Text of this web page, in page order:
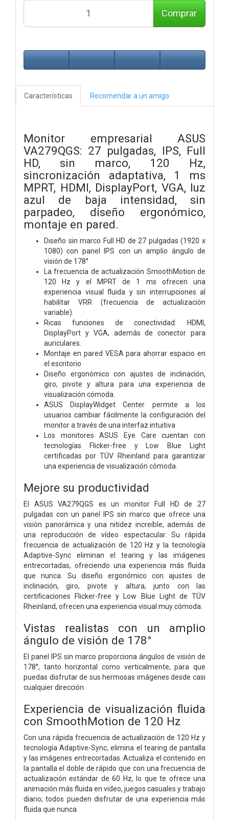
Comprar
Características Recomendar a un amigo
Monitor empresarial ASUS
VA279QGS: 27 pulgadas, IPS, Full
HD, sin marco, 120 Hz,
sincronización adaptativa, 1 ms
MPRT, HDMI, DisplayPort, VGA, luz
azul de baja intensidad, sin
parpadeo, diseño ergonómico,
montaje en pared.
Diseño sin marco Full HD de 27 pulgadas (1920 x
1080) con panel IPS con un amplio ángulo de
visión de 178°
La frecuencia de actualización SmoothMotion de
120 Hz y el MPRT de 1 ms ofrecen una
experiencia visual fluida y sin interrupciones al
habilitar VRR (frecuencia de actualización
variable).
Ricas funciones de conectividad: HDMI,
DisplayPort y VGA, además de conector para
auriculares.
Montaje en pared VESA para ahorrar espacio en
el escritorio
Diseño ergonómico con ajustes de inclinación,
giro, pivote y altura para una experiencia de
visualización cómoda.
ASUS DisplayWidget Center permite a los
usuarios cambiar fácilmente la configuración del
monitor a través de una interfaz intuitiva
Los monitores ASUS Eye Care cuentan con
tecnologías Flicker-free y Low Blue Light
certificadas por TÜV Rheinland para garantizar
una experiencia de visualización cómoda.
Mejore su productividad
El ASUS VA279QGS es un monitor Full HD de 27
pulgadas con un panel IPS sin marco que ofrece una
visión panorámica y una nitidez increíble, además de
una reproducción de vídeo espectacular. Su rápida
frecuencia de actualización de 120 Hz y la tecnología
Adaptive-Sync eliminan el tearing y las imágenes
entrecortadas, ofreciendo una experiencia más fluida
que nunca. Su diseño ergonómico con ajustes de
inclinación, giro, pivote y altura, junto con las
certificaciones Flicker-free y Low Blue Light de TÜV
Rheinland, ofrecen una experiencia visual muy cómoda.
Vistas realistas con un amplio
ángulo de visión de 178°
El panel IPS sin marco proporciona ángulos de visión de
178°, tanto horizontal como verticalmente, para que
puedas disfrutar de sus hermosas imágenes desde casi
cualquier dirección.
Experiencia de visualización fluida
con SmoothMotion de 120 Hz
Con una rápida frecuencia de actualización de 120 Hz y
tecnología Adaptive-Sync, elimina el tearing de pantalla
y las imágenes entrecortadas. Actualiza el contenido en
la pantalla el doble de rápido que con una frecuencia de
actualización estándar de 60 Hz, lo que te ofrece una
animación más fluida en video, juegos casuales y trabajo
diario; todos pueden disfrutar de una experiencia más
fluida que nunca.